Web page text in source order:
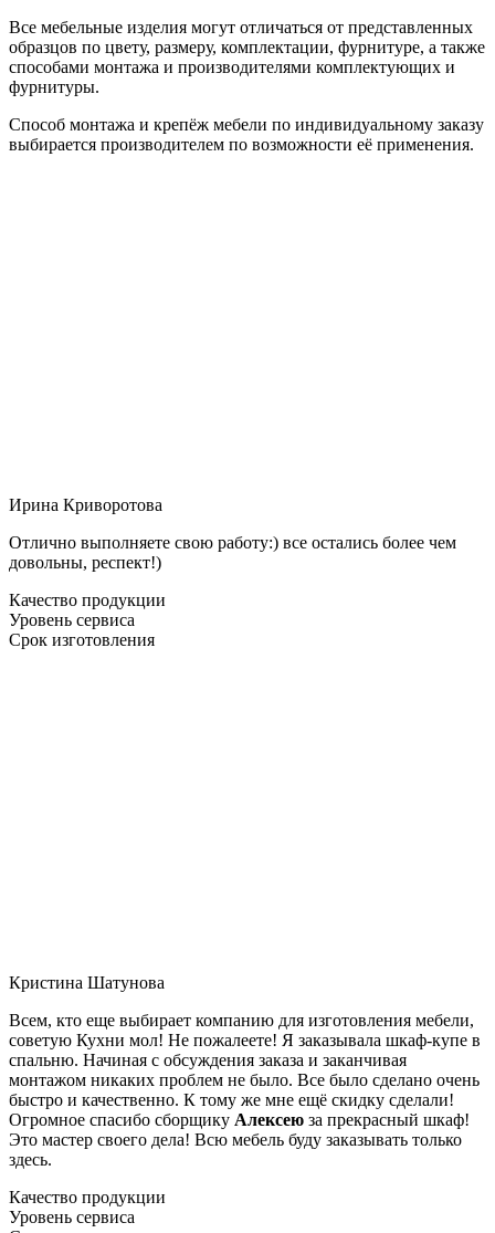
Все мебельные изделия могут отличаться от представленных
образцов по цвету, размеру, комплектации, фурнитуре, а также
способами монтажа и производителями комплектующих и
фурнитуры.
Способ монтажа и крепёж мебели по индивидуальному заказу
выбирается производителем по возможности её применения.
Ирина Криворотова
Отлично выполняете свою работу:) все остались более чем
довольны, респект!)
Качество продукции
Уровень сервиса
Срок изготовления
Кристина Шатунова
Всем, кто еще выбирает компанию для изготовления мебели,
советую Кухни мол! Не пожалеете! Я заказывала шкаф-купе в
спальню. Начиная с обсуждения заказа и заканчивая
монтажом никаких проблем не было. Все было сделано очень
быстро и качественно. К тому же мне ещё скидку сделали!
Огромное спасибо сборщику Алексею за прекрасный шкаф!
Это мастер своего дела! Всю мебель буду заказывать только
здесь.
Качество продукции
Уровень сервиса